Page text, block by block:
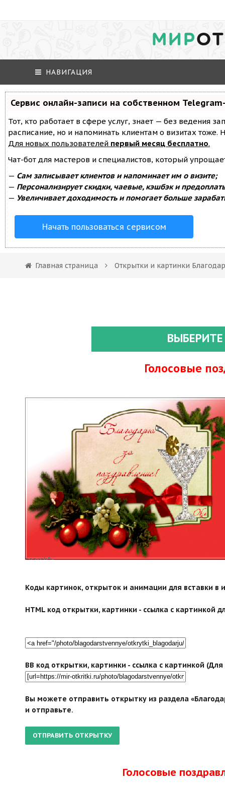
МИР
НАВИГАЦИЯ
Сервис онлайн-записи на собственном
Тот, кто работает в сфере услуг, знает — без ведения
расписание, но и напоминать клиентам о визитах
Для новых пользователей первый месяц бесплатно.
Чат-бот для мастеров и специалистов, который
— Сам записывает клиентов и напоминает им о визите;
— Персонализирует скидки, чаевые, кэшбэк и
— Увеличивает доходимость и помогает больше
Начать пользоваться сервисом
Главная страница Открытки и картинки
Голосовые
search">
Коды картинок, открыток и анимации для вставки в
HTML код открытки, картинки - ссылка с картинкой
BB код открытки, картинки - ссылка с картинкой
Вы можете отправить открытку из раздела
и отправьте.
Голосовые